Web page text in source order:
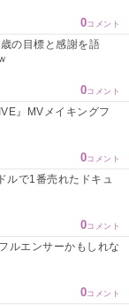
0コメント
の目標と感謝を語
0コメント
』MVメイキングフ
0コメント
ルで1番売れたドキュ
0コメント
ルエンサーかもしれな
0コメント